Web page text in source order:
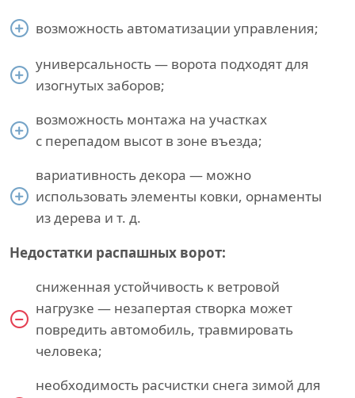
возможность автоматизации управления;
универсальность — ворота подходят для
изогнутых заборов;
возможность монтажа на участках
с перепадом высот в зоне въезда;
вариативность декора — можно
использовать элементы ковки, орнаменты
из дерева и т. д.
Недостатки распашных ворот:
сниженная устойчивость к ветровой
нагрузке — незапертая створка может
повредить автомобиль, травмировать
человека;
необходимость расчистки снега зимой для